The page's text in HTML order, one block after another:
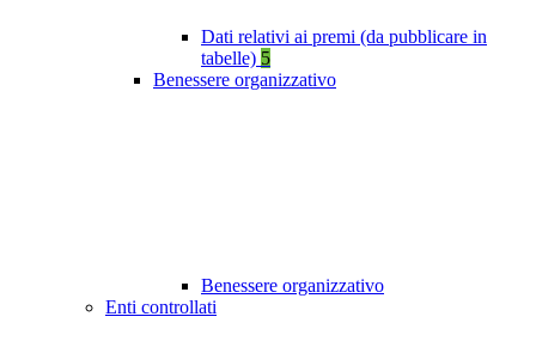
Dati relativi ai premi (da pubblicare in
tabelle) 5
Benessere organizzativo
Benessere organizzativo
Enti controllati